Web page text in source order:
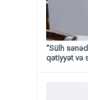
“Sülh
qətiyyət və